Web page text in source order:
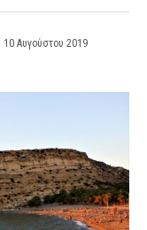
10 Αυγούστου 2019